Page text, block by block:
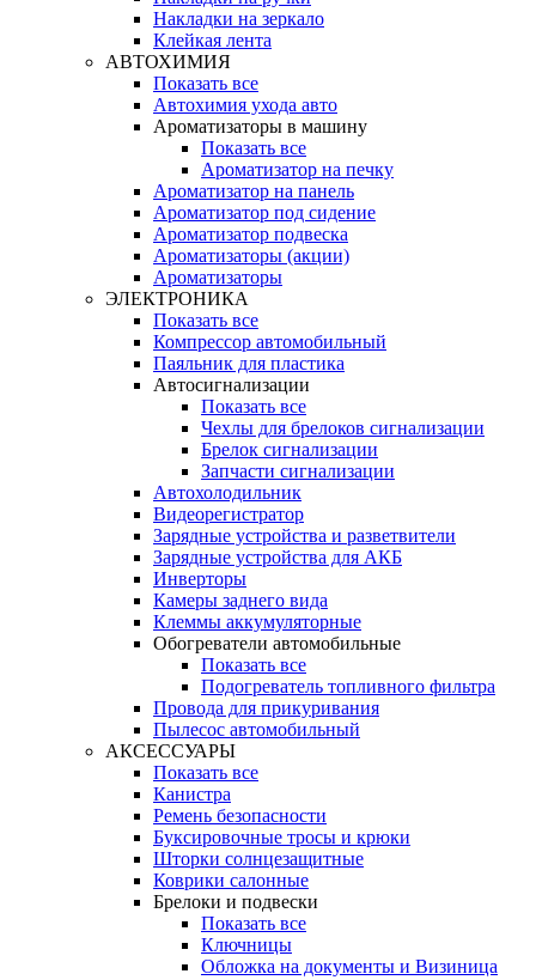
Накладки на зеркало
Клейкая лента
АВТОХИМИЯ
Показать все
Автохимия ухода авто
Ароматизаторы в машину
Показать все
Ароматизатор на печку
Ароматизатор на панель
Ароматизатор под сидение
Ароматизатор подвеска
Ароматизаторы (акции)
Ароматизаторы
ЭЛЕКТРОНИКА
Показать все
Компрессор автомобильный
Паяльник для пластика
Автосигнализации
Показать все
Чехлы для брелоков сигнализации
Брелок сигнализации
Запчасти сигнализации
Автохолодильник
Видеорегистратор
Зарядные устройства и разветвители
Зарядные устройства для АКБ
Инверторы
Камеры заднего вида
Клеммы аккумуляторные
Обогреватели автомобильные
Показать все
Подогреватель топливного фильтра
Провода для прикуривания
Пылесос автомобильный
АКСЕССУАРЫ
Показать все
Канистра
Ремень безопасности
Буксировочные тросы и крюки
Шторки солнцезащитные
Коврики салонные
Брелоки и подвески
Показать все
Ключницы
Обложка на документы и Визиница